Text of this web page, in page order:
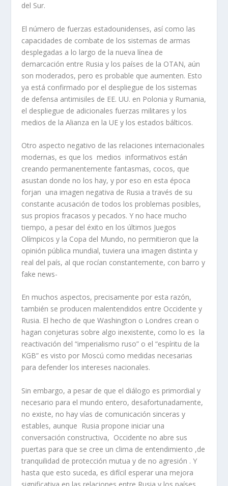
del Sur.
El número de fuerzas estadounidenses, así como las
capacidades de combate de los sistemas de armas
desplegadas a lo largo de la nueva línea de
demarcación entre Rusia y los países de la OTAN, aún
son moderados, pero es probable que aumenten. Esto
ya está confirmado por el despliegue de los sistemas
de defensa antimisiles de EE. UU. en Polonia y Rumania,
el despliegue de adicionales fuerzas militares y los
medios de la Alianza en la UE y los estados bálticos.
Otro aspecto negativo de las relaciones internacionales
modernas, es que los medios informativos están
creando permanentemente fantasmas, cocos, que
asustan donde no los hay, y por eso en esta época
forjan una imagen negativa de Rusia a través de su
constante acusación de todos los problemas posibles,
sus propios fracasos y pecados. Y no hace mucho
tiempo, a pesar del éxito en los últimos Juegos
Olímpicos y la Copa del Mundo, no permitieron que la
opinión pública mundial, tuviera una imagen distinta y
real del país, al que rocían constantemente, con barro y
fake news-
En muchos aspectos, precisamente por esta razón,
también se producen malentendidos entre Occidente y
Rusia. El hecho de que Washington o Londres crean o
hagan conjeturas sobre algo inexistente, como lo es la
reactivación del “imperialismo ruso” o el “espíritu de la
KGB” es visto por Moscú como medidas necesarias
para defender los intereses nacionales.
Sin embargo, a pesar de que el diálogo es primordial y
necesario para el mundo entero, desafortunadamente,
no existe, no hay vías de comunicación sinceras y
estables, aunque Rusia propone iniciar una
conversación constructiva, Occidente no abre sus
puertas para que se cree un clima de entendimiento ,de
tranquilidad de protección mutua y de no agresión . Y
hasta que esto suceda, es difícil esperar una mejora